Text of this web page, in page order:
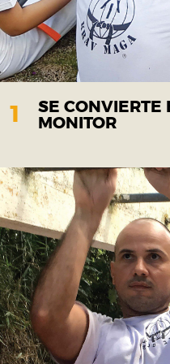
1 SE CONVIERTE
MONITOR
Después de adquirir